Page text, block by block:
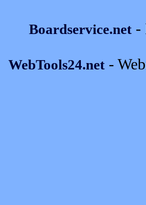
Boardservice.net -
WebTools24.net -